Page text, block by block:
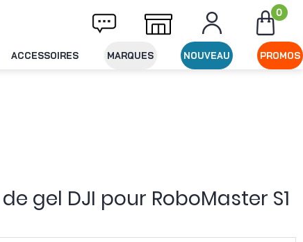
offerte dès 49€ d'achat 0
ACCESSOIRES MARQUES NOUVEAU PROMOS
gel DJI pour RoboMaster S1